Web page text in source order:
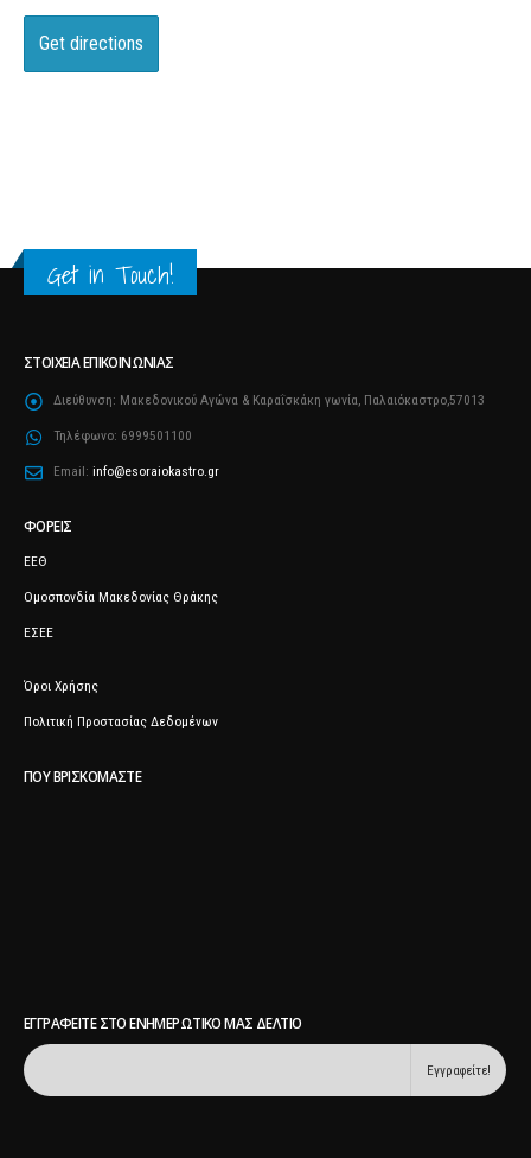
Get in Touch!
ΣΤΟΙΧΕΊΑ ΕΠΙΚΟΙΝΩΝΊΑΣ
Διεύθυνση: Μακεδονικού Αγώνα & Καραΐσκάκη γωνία, Παλαιόκαστρο,57013
Τηλέφωνο: 6999501100
Email: info@esoraiokastro.gr
ΦΟΡΕΊΣ
ΕΕΘ
Ομοσπονδία Μακεδονίας Θράκης
ΕΣΕΕ
Όροι Χρήσης
Πολιτική Προστασίας Δεδομένων
ΠΟΥ ΒΡΙΣΚΌΜΑΣΤΕ
ΕΓΓΡΑΦΕΊΤΕ ΣΤΟ ΕΝΗΜΕΡΩΤΙΚΌ ΜΑΣ ΔΕΛΤΊΟ